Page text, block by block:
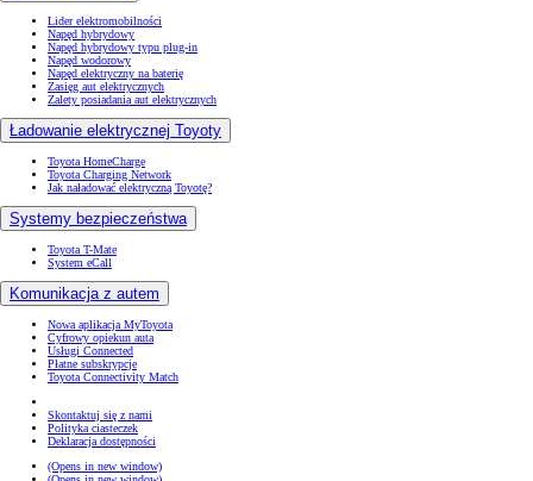
Lider elektromobilności
Napęd hybrydowy
Napęd hybrydowy typu plug-in
Napęd wodorowy
Napęd elektryczny na baterię
Zasięg aut elektrycznych
Zalety posiadania aut elektrycznych
Ładowanie elektrycznej Toyoty
Toyota HomeCharge
Toyota Charging Network
Jak naładować elektryczną Toyotę?
Systemy bezpieczeństwa
Toyota T-Mate
System eCall
Komunikacja z autem
Nowa aplikacja MyToyota
Cyfrowy opiekun auta
Usługi Connected
Płatne subskrypcje
Toyota Connectivity Match
Skontaktuj się z nami
Polityka ciasteczek
Deklaracja dostępności
(Opens in new window)